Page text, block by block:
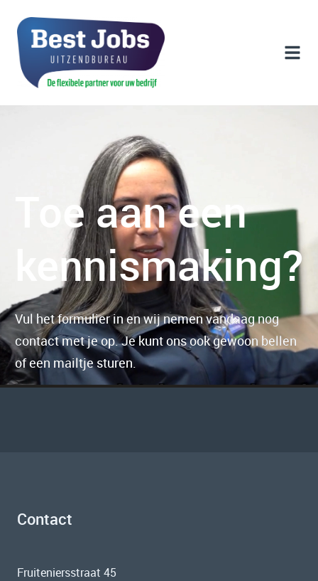
Toe aan een
kennismaking?
Vul het formulier in en wij nemen vandaag nog
contact met je op. Je kunt ons ook gewoon bellen
of een mailtje sturen.
Contact
Fruiteniersstraat 45